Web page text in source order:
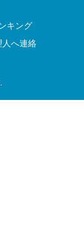
キング
人へ連絡